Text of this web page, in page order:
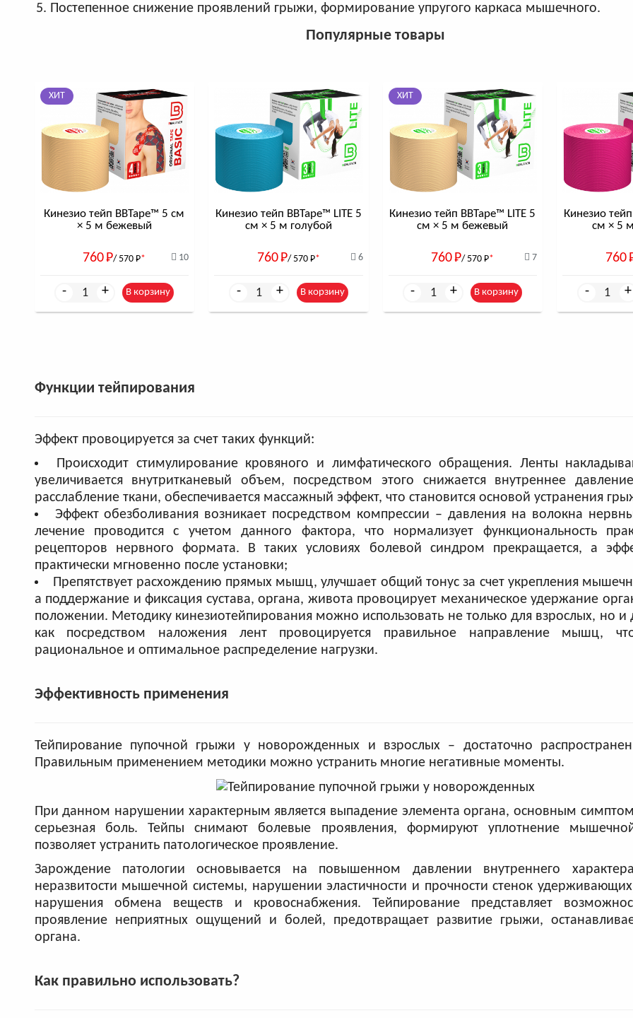
Постепенное снижение проявлений грыжи, формирование упругого каркаса мышечного.
Популярные товары
ХИТ
Кинезио тейп BBTape™ 5 см
× 5 м бежевый
760Р/ 570 Р* 10
- + В корзину
Кинезио тейп BBTape™ LITE 5
см × 5 м голубой
760Р/ 570 Р* 6
- + В корзину
ХИТ
Кинезио тейп BBTape™ LITE 5
см × 5 м бежевый
760Р/ 570 Р* 7
- + В корзину
Кинезио
см × 5
760
- +
Функции тейпирования
Эффект провоцируется за счет таких функций:
Происходит стимулирование кровяного и лимфатического обращения. Ленты
увеличивается внутритканевый объем, посредством этого снижается внутреннее
расслабление ткани, обеспечивается массажный эффект, что становится основой устранения
Эффект обезболивания возникает посредством компрессии – давления на волокна
лечение проводится с учетом данного фактора, что нормализует функциональность
рецепторов нервного формата. В таких условиях болевой синдром прекращается, а
практически мгновенно после установки;
Препятствует расхождению прямых мышц, улучшает общий тонус за счет укрепления
а поддержание и фиксация сустава, органа, живота провоцирует механическое удержание
положении. Методику кинезиотейпирования можно использовать не только для взрослых, но и
как посредством наложения лент провоцируется правильное направление мышц,
рациональное и оптимальное распределение нагрузки.
Эффективность применения
Тейпирование пупочной грыжи у новорожденных и взрослых – достаточно
Правильным применением методики можно устранить многие негативные моменты.
При данном нарушении характерным является выпадение элемента органа, основным
серьезная боль. Тейпы снимают болевые проявления, формируют уплотнение
позволяет устранить патологическое проявление.
Зарождение патологии основывается на повышенном давлении внутреннего
неразвитости мышечной системы, нарушении эластичности и прочности стенок удерживающих,
нарушения обмена веществ и кровоснабжения. Тейпирование представляет
проявление неприятных ощущений и болей, предотвращает развитие грыжи,
органа.
Как правильно использовать?